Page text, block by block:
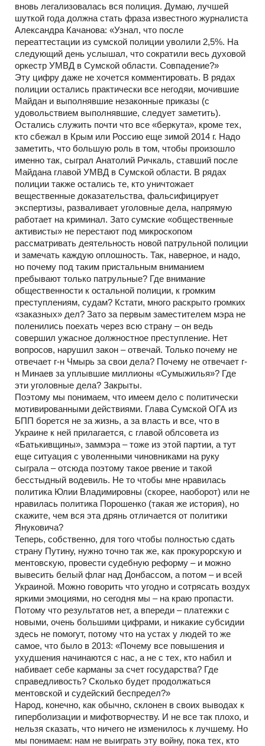
вновь легализовалась вся полиция. Думаю, лучшей
шуткой года должна стать фраза известного журналиста
Александра Качанова: «Узнал, что после
переаттестации из сумской полиции уволили 2,5%. На
следующий день услышал, что сократили весь духовой
оркестр УМВД в Сумской области. Совпадение?»
Эту цифру даже не хочется комментировать. В рядах
полиции остались практически все негодяи, мочившие
Майдан и выполнявшие незаконные приказы (с
удовольствием выполнявшие, следует заметить).
Остались служить почти что все «беркута», кроме тех,
кто сбежал в Крым или Россию еще зимой 2014 г. Надо
заметить, что большую роль в том, чтобы произошло
именно так, сыграл Анатолий Ричкаль, ставший после
Майдана главой УМВД в Сумской области. В рядах
полиции также остались те, кто уничтожает
вещественные доказательства, фальсифицирует
экспертизы, разваливает уголовные дела, напрямую
работает на криминал. Зато сумские «общественные
активисты» не перестают под микроскопом
рассматривать деятельность новой патрульной полиции
и замечать каждую оплошность. Так, наверное, и надо,
но почему под таким пристальным вниманием
пребывают только патрульные? Где внимание
общественности к остальной полиции, к громким
преступлениям, судам? Кстати, много раскрыто громких
«заказных» дел? Зато за первым заместителем мэра не
поленились поехать через всю страну – он ведь
совершил ужасное должностное преступление. Нет
вопросов, нарушил закон – отвечай. Только почему не
отвечает г-н Чмырь за свои дела? Почему не отвечает г-
н Минаев за уплывшие миллионы «Сумыжилья»? Где
эти уголовные дела? Закрыты.
Поэтому мы понимаем, что имеем дело с политически
мотивированными действиями. Глава Сумской ОГА из
БПП борется не за жизнь, а за власть и все, что в
Украине к ней прилагается, с главой облсовета из
«Батькивщины», заммэра – тоже из этой партии, а тут
еще ситуация с уволенными чиновниками на руку
сыграла – отсюда поэтому такое рвение и такой
бесстыдный водевиль. Не то чтобы мне нравилась
политика Юлии Владимировны (скорее, наоборот) или не
нравилась политика Порошенко (такая же история), но
скажите, чем вся эта дрянь отличается от политики
Януковича?
Теперь, собственно, для того чтобы полностью сдать
страну Путину, нужно точно так же, как прокурорскую и
ментовскую, провести судебную реформу – и можно
вывесить белый флаг над Донбассом, а потом – и всей
Украиной. Можно говорить что угодно и сотрясать воздух
яркими эмоциями, но сегодня мы – на краю пропасти.
Потому что результатов нет, а впереди – платежки с
новыми, очень большими цифрами, и никакие субсидии
здесь не помогут, потому что на устах у людей то же
самое, что было в 2013: «Почему все повышения и
ухудшения начинаются с нас, а не с тех, кто набил и
набивает себе карманы за счет государства? Где
справедливость? Сколько будет продолжаться
ментовской и судейский беспредел?»
Народ, конечно, как обычно, склонен в своих выводах к
гиперболизации и мифотворчеству. И не все так плохо, и
нельзя сказать, что ничего не изменилось к лучшему. Но
мы понимаем: нам не выиграть эту войну, пока тех, кто